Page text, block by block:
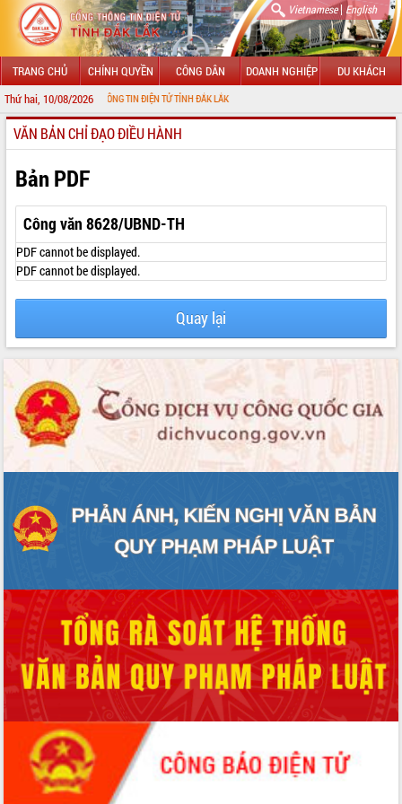
Vietnamese| English
TRANG CHỦ CHÍNH QUYỀN CÔNG DÂN DOANH NGHIỆP DU KHÁCH
Thứ hai, 10/08/2026
VỚI CỔNG THÔNG TIN ĐIỆN TỬ TỈNH ĐẮK LẮK
GIỚI THIỆU
LÃNH ĐẠO UBND TỈNH
TIN TỨC SỰ KIỆN
SỞ, BAN, NGÀNH
UBND CÁC XÃ, PHƯỜNG
HỆ THỐNG VĂN BẢN
VĂN BẢN HĐND TỈNH
ĐIỂM TIN VĂN BẢN
QUY HOẠCH - KẾ HOẠCH
VĂN BẢN CHỈ ĐẠO ĐIỀU HÀNH
Bản PDF
Công văn 8628/UBND-TH
PDF cannot be displayed.
PDF cannot be displayed.
Quay lại